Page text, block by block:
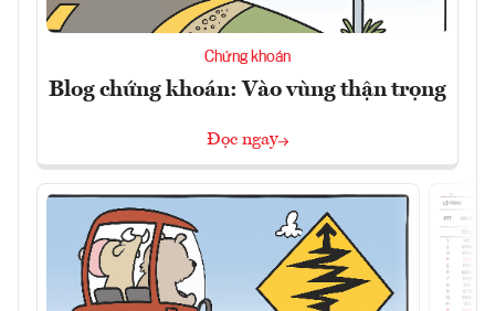
Chứng khoán
Blog chứng khoán: Vào vùng thận trọng
Đọc ngay